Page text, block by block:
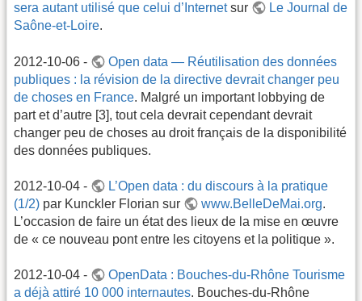
sera autant utilisé que celui d’Internetsur
Le Journal de
Saône-et-Loire.
2012-10-06 -
Open data — Réutilisation des données
publiques : la révision de la directive devrait changer peu
de choses en France. Malgré un important lobbying de
part et d’autre [3], tout cela devrait cependant devrait
changer peu de choses au droit français de la disponibilité
des données publiques.
2012-10-04 -
L’Open data : du discours à la pratique
(1/2) par Kunckler Florian sur www.BelleDeMai.org.
L’occasion de faire un état des lieux de la mise en œuvre
de « ce nouveau pont entre les citoyens et la politique ».
2012-10-04 -
OpenData : Bouches-du-Rhône Tourisme
a déjà attiré 10 000 internautes. Bouches-du-Rhône